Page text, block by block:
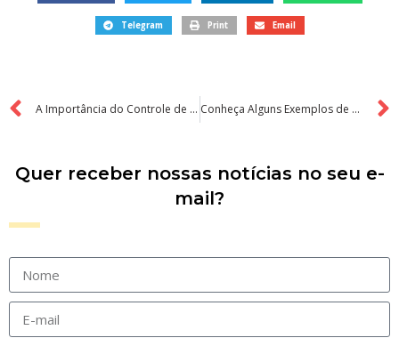
Telegram Print Email
A Importância do Controle de Gastos para sua Empresa Conheça Alguns Exemplos de Negócios de Sucesso
Quer receber nossas notícias no seu e-
mail?